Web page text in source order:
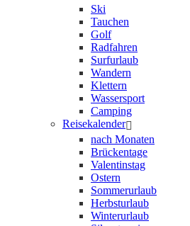
Ski
Tauchen
Golf
Radfahren
Surfurlaub
Wandern
Klettern
Wassersport
Camping
Reisekalender
nach Monaten
Brückentage
Valentinstag
Ostern
Sommerurlaub
Herbsturlaub
Winterurlaub